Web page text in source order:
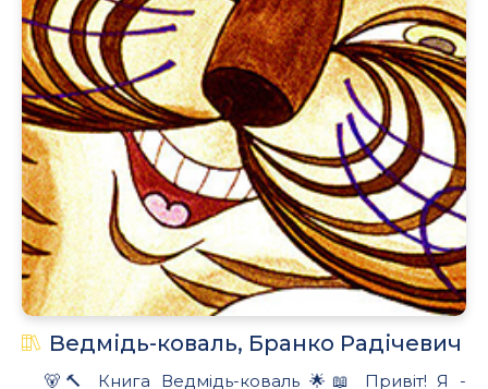
Ведмідь-коваль, Бранко Радічевич
🐻🔨 Книга Ведмідь-коваль 🌟📖 Привіт! Я -